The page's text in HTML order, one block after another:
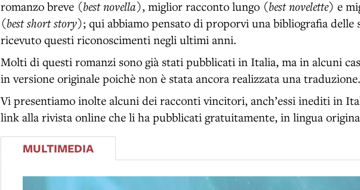
romanzo breve (best novella), miglior racconto lungo (best novelette) e
(best short story); qui abbiamo pensato di proporvi una bibliografia delle
ricevuto questi riconoscimenti negli ultimi anni.
Molti di questi romanzi sono già stati pubblicati in Italia, ma in alcuni
in versione originale poichè non è stata ancora realizzata una traduzione.
Vi presentiamo inolte alcuni dei racconti vincitori, anch’essi inediti in
link alla rivista online che li ha pubblicati gratuitamente, in lingua
MULTIMEDIA